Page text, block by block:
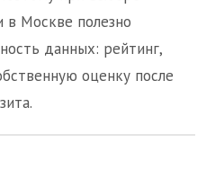
в Москве полезно
данных: рейтинг,
оценку после